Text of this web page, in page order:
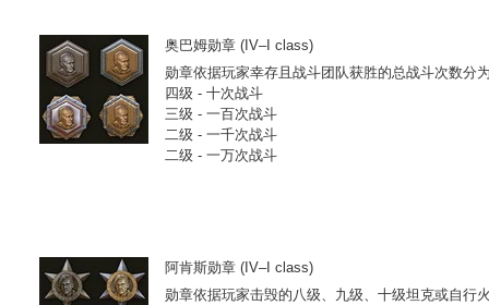
奥巴姆勋章 (IV–I class)
勋章依据玩家幸存且战斗团队获胜的总战斗次数分
四级 - 十次战斗
三级 - 一百次战斗
二级 - 一千次战斗
二级 - 一万次战斗
阿肯斯勋章 (IV–I class)
勋章依据玩家击毁的八级、九级、十级坦克或自行